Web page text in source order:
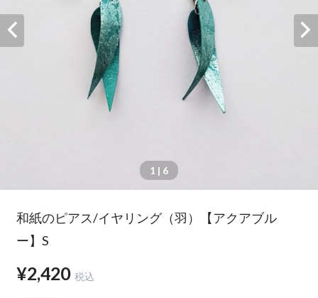
1 | 6
和紙のピアス/イヤリング（羽）【アクアブル
ー】S
¥2,420 税込